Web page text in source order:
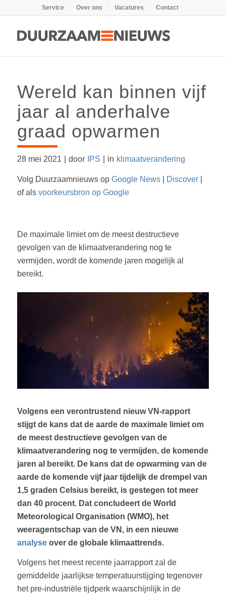
Service Over ons Vacatures Contact
Wereld kan binnen vijf
jaar al anderhalve
graad opwarmen
28 mei 2021 door IPS in klimaatverandering
Volg Duurzaamnieuws op Google News| Discover|
of als voorkeursbron op Google
De maximale limiet om de meest destructieve
gevolgen van de klimaatverandering nog te
vermijden, wordt de komende jaren mogelijk al
bereikt.
Volgens een verontrustend nieuw VN-rapport
stijgt de kans dat de aarde de maximale limiet om
de meest destructieve gevolgen van de
klimaatverandering nog te vermijden, de komende
jaren al bereikt. De kans dat de opwarming van de
aarde de komende vijf jaar tijdelijk de drempel van
1,5 graden Celsius bereikt, is gestegen tot meer
dan 40 procent. Dat concludeert de World
Meteorological Organisation (WMO), het
weeragentschap van de VN, in een nieuwe
analyseover de globale klimaattrends.
Volgens het meest recente jaarrapport zal de
gemiddelde jaarlijkse temperatuurstijging tegenover
het pre-industriële tijdperk waarschijnlijk in de